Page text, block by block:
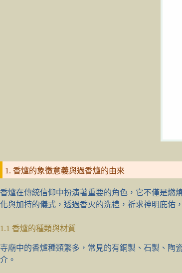
1. 香爐的象徵意義與過香爐的由來
香爐在傳統信仰中扮演著重要的角色，它不僅是燃
化與加持的儀式，透過香火的洗禮，祈求神明庇佑
1.1 香爐的種類與材質
寺廟中的香爐種類繁多，常見的有銅製、石製、陶
介。